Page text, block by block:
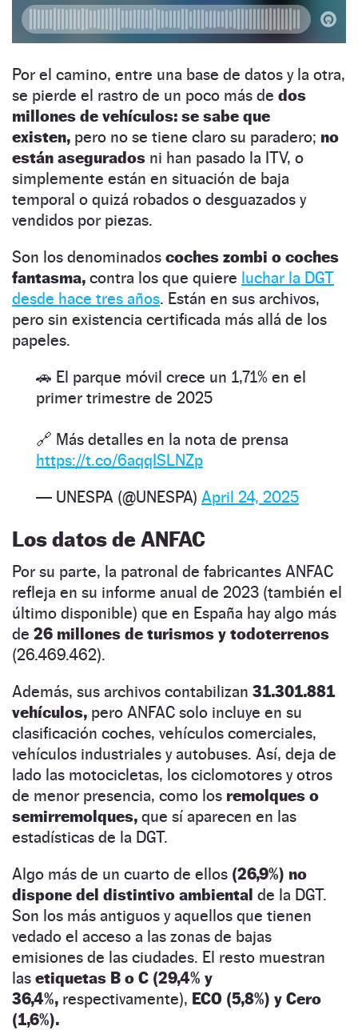
Por el camino, entre una base de datos y la otra,
se pierde el rastro de un poco más de dos
millones de vehículos: se sabe que
existen, pero no se tiene claro su paradero; no
están asegurados ni han pasado la ITV, o
simplemente están en situación de baja
temporal o quizá robados o desguazados y
vendidos por piezas.
Son los denominados coches zombi o coches
fantasma, contra los que quiere luchar la DGT
desde hace tres años. Están en sus archivos,
pero sin existencia certificada más allá de los
papeles.
🚗 El parque móvil crece un 1,71% en el
primer trimestre de 2025
🔗 Más detalles en la nota de prensa
https://t.co/6aqqISLNZp
— UNESPA (@UNESPA) April 24, 2025
Los datos de ANFAC
Por su parte, la patronal de fabricantes ANFAC
refleja en su informe anual de 2023 (también el
último disponible) que en España hay algo más
de 26 millones de turismos y todoterrenos
(26.469.462).
Además, sus archivos contabilizan 31.301.881
vehículos, pero ANFAC solo incluye en su
clasificación coches, vehículos comerciales,
vehículos industriales y autobuses. Así, deja de
lado las motocicletas, los ciclomotores y otros
de menor presencia, como los remolques o
semirremolques, que sí aparecen en las
estadísticas de la DGT.
Algo más de un cuarto de ellos (26,9%) no
dispone del distintivo ambiental de la DGT.
Son los más antiguos y aquellos que tienen
vedado el acceso a las zonas de bajas
emisiones de las ciudades. El resto muestran
las etiquetas B o C (29,4% y
36,4%, respectivamente), ECO (5,8%) y Cero
(1,6%).